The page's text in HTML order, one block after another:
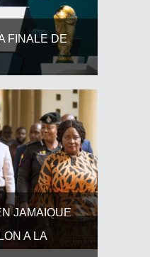
FINALE DE
JAMAIQUE
A LA